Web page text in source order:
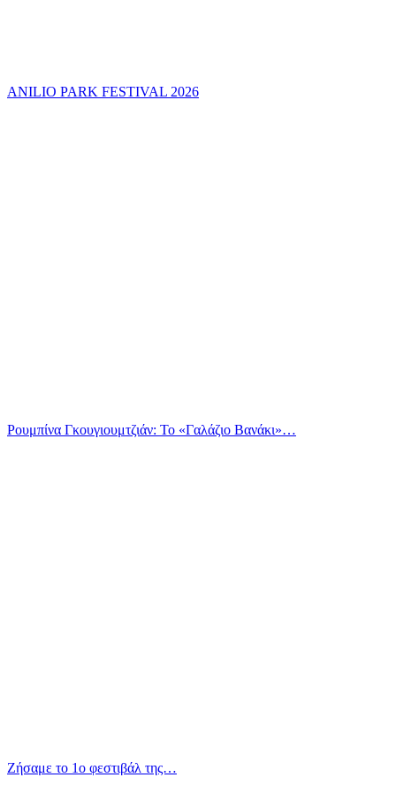
ANILIO PARK FESTIVAL 2026
Ρουμπίνα Γκουγιουμτζιάν: Το «Γαλάζιο Βανάκι»…
Ζήσαμε το 1ο φεστιβάλ της…